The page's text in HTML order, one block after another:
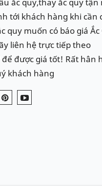
tới khách hàng khi cần
quy muốn có báo giá
liên hệ trực tiếp theo
để được giá tốt! Rất hân
khách hàng